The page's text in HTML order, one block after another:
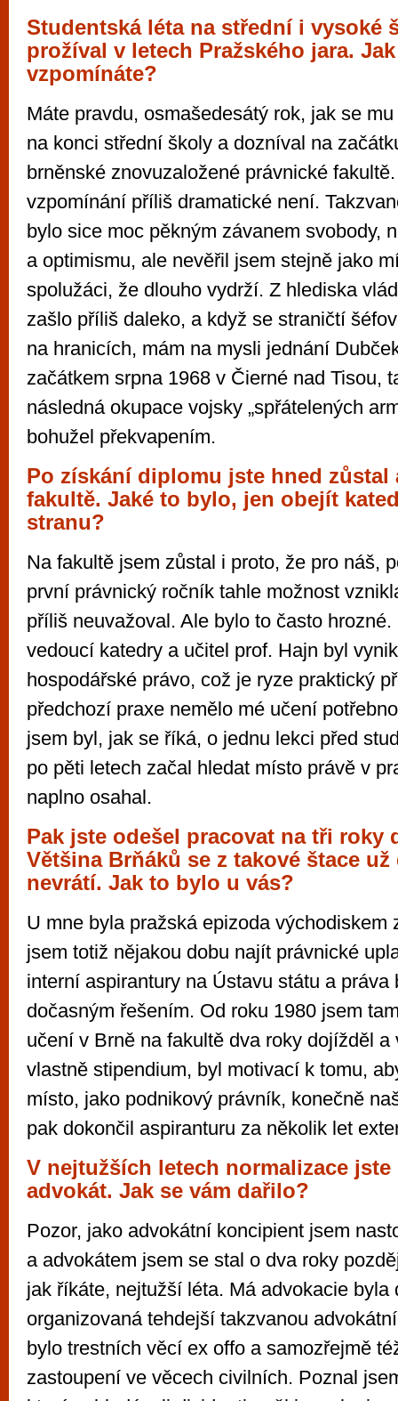
Studentská léta na střední i vysoké
prožíval v letech Pražského jara.
vzpomínáte?
Máte pravdu, osmašedesátý rok, jak se
na konci střední školy a dozníval na
brněnské znovuzaložené právnické
vzpomínání příliš dramatické není.
bylo sice moc pěkným závanem svobody,
a optimismu, ale nevěřil jsem stejně jako
spolužáci, že dlouho vydrží. Z hlediska
zašlo příliš daleko, a když se straničtí
na hranicích, mám na mysli jednání
začátkem srpna 1968 v Čierné nad Tisou,
následná okupace vojsky „spřátelených
bohužel překvapením.
Po získání diplomu jste hned zůstal
fakultě. Jaké to bylo, jen obejít
stranu?
Na fakultě jsem zůstal i proto, že pro náš,
první právnický ročník tahle možnost
příliš neuvažoval. Ale bylo to často
vedoucí katedry a učitel prof. Hajn byl
hospodářské právo, což je ryze praktický
předchozí praxe nemělo mé učení
jsem byl, jak se říká, o jednu lekci před
po pěti letech začal hledat místo právě v
naplno osahal.
Pak jste odešel pracovat na tři roky
Většina Brňáků se z takové štace už
nevrátí. Jak to bylo u vás?
U mne byla pražská epizoda východiskem
jsem totiž nějakou dobu najít právnické
interní aspirantury na Ústavu státu a práva
dočasným řešením. Od roku 1980 jsem
učení v Brně na fakultě dva roky dojížděl
vlastně stipendium, byl motivací k tomu,
místo, jako podnikový právník, konečně
pak dokončil aspiranturu za několik let
V nejtužších letech normalizace
advokát. Jak se vám dařilo?
Pozor, jako advokátní koncipient jsem
a advokátem jsem se stal o dva roky
jak říkáte, nejtužší léta. Má advokacie byla
organizovaná tehdejší takzvanou
bylo trestních věcí ex offo a samozřejmě
zastoupení ve věcech civilních. Poznal